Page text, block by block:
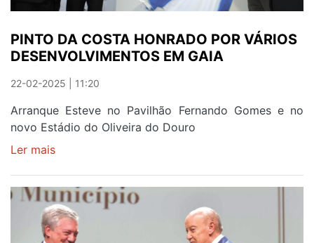
PINTO DA COSTA HONRADO POR VÁRIOS
DESENVOLVIMENTOS EM GAIA
22-02-2025 | 11:20
Arranque Esteve no Pavilhão Fernando Gomes e no
novo Estádio do Oliveira do Douro
Ler mais
DA
COSTA
HONRADO
POR